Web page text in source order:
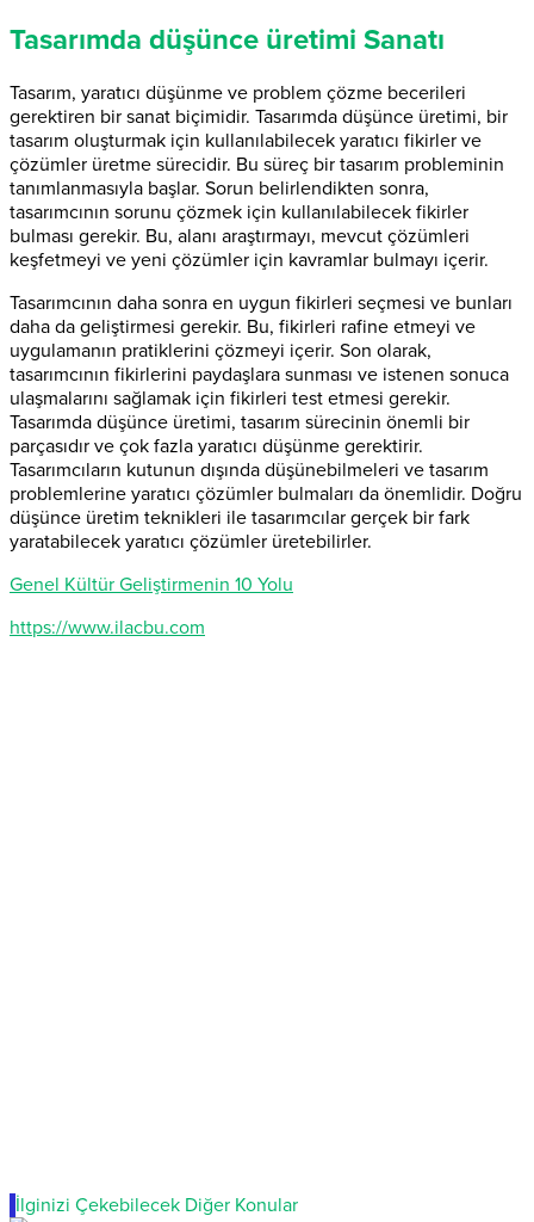
Tasarımda düşünce üretimi Sanatı
Tasarım, yaratıcı düşünme ve problem çözme becerileri
gerektiren bir sanat biçimidir. Tasarımda düşünce üretimi, bir
tasarım oluşturmak için kullanılabilecek yaratıcı fikirler ve
çözümler üretme sürecidir. Bu süreç bir tasarım probleminin
tanımlanmasıyla başlar. Sorun belirlendikten sonra,
tasarımcının sorunu çözmek için kullanılabilecek fikirler
bulması gerekir. Bu, alanı araştırmayı, mevcut çözümleri
keşfetmeyi ve yeni çözümler için kavramlar bulmayı içerir.
Tasarımcının daha sonra en uygun fikirleri seçmesi ve bunları
daha da geliştirmesi gerekir. Bu, fikirleri rafine etmeyi ve
uygulamanın pratiklerini çözmeyi içerir. Son olarak,
tasarımcının fikirlerini paydaşlara sunması ve istenen sonuca
ulaşmalarını sağlamak için fikirleri test etmesi gerekir.
Tasarımda düşünce üretimi, tasarım sürecinin önemli bir
parçasıdır ve çok fazla yaratıcı düşünme gerektirir.
Tasarımcıların kutunun dışında düşünebilmeleri ve tasarım
problemlerine yaratıcı çözümler bulmaları da önemlidir. Doğru
düşünce üretim teknikleri ile tasarımcılar gerçek bir fark
yaratabilecek yaratıcı çözümler üretebilirler.
Genel Kültür Geliştirmenin 10 Yolu
https://www.ilacbu.com
İlginizi Çekebilecek Diğer Konular